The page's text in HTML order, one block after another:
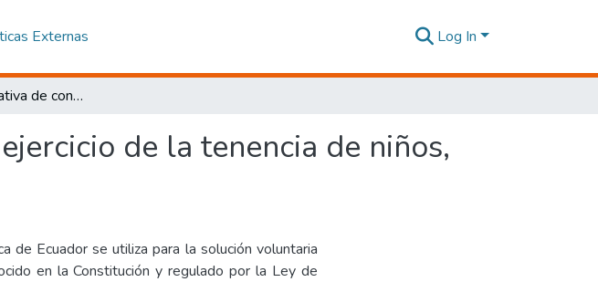
Externas Log In
Solución alternativa de conflictos del ejercicio de la tenencia de niños, niñas y adolescentes
de la tenencia de niños,
de Ecuador se utiliza para la solución voluntaria
en la Constitución y regulado por la Ley de